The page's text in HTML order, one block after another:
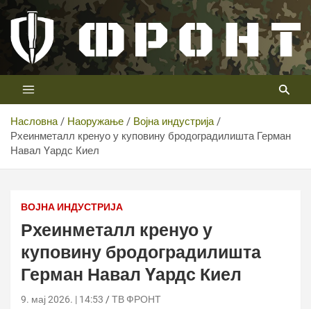
Скип
цонтент
Телевизија ФРОНТ
Први војни канал у Србији
Насловна Наоружање
Војна индустрија
Рхеинметалл кренуо у куповину бродоградилишта Герман
Навал Yардс Киел
ВОЈНА ИНДУСТРИЈА
Рхеинметалл кренуо у
куповину бродоградилишта
Герман Навал Yардс Киел
9. мај 2026. | 14:53 ТВ ФРОНТ